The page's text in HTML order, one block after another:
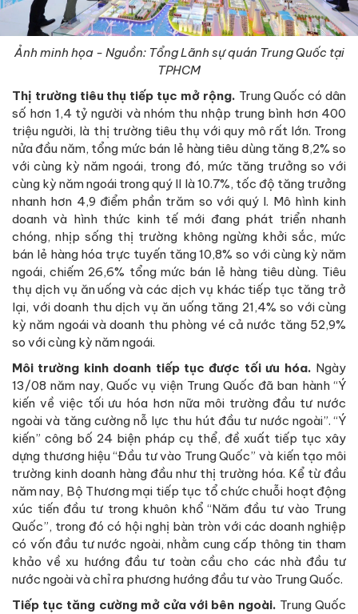
Ảnh minh họa - Nguồn: Tổng Lãnh sự quán Trung Quốc tại
TPHCM
Thị trường tiêu thụ tiếp tục mở rộng. Trung Quốc có dân
số hơn 1,4 tỷ người và nhóm thu nhập trung bình hơn 400
triệu người, là thị trường tiêu thụ với quy mô rất lớn. Trong
nửa đầu năm, tổng mức bán lẻ hàng tiêu dùng tăng 8,2% so
với cùng kỳ năm ngoái, trong đó, mức tăng trưởng so với
cùng kỳ năm ngoái trong quý II là 10.7%, tốc độ tăng trưởng
nhanh hơn 4,9 điểm phần trăm so với quý I. Mô hình kinh
doanh và hình thức kinh tế mới đang phát triển nhanh
chóng, nhịp sống thị trường không ngừng khởi sắc, mức
bán lẻ hàng hóa trực tuyến tăng 10,8% so với cùng kỳ năm
ngoái, chiếm 26,6% tổng mức bán lẻ hàng tiêu dùng. Tiêu
thụ dịch vụ ăn uống và các dịch vụ khác tiếp tục tăng trở
lại, với doanh thu dịch vụ ăn uống tăng 21,4% so với cùng
kỳ năm ngoái và doanh thu phòng vé cả nước tăng 52,9%
so với cùng kỳ năm ngoái.
Môi trường kinh doanh tiếp tục được tối ưu hóa. Ngày
13/08 năm nay, Quốc vụ viện Trung Quốc đã ban hành “Ý
kiến về việc tối ưu hóa hơn nữa môi trường đầu tư nước
ngoài và tăng cường nỗ lực thu hút đầu tư nước ngoài”. “Ý
kiến” công bố 24 biện pháp cụ thể, đề xuất tiếp tục xây
dựng thương hiệu “Đầu tư vào Trung Quốc” và kiến tạo môi
trường kinh doanh hàng đầu như thị trường hóa. Kể từ đầu
năm nay, Bộ Thương mại tiếp tục tổ chức chuỗi hoạt động
xúc tiến đầu tư trong khuôn khổ “Năm đầu tư vào Trung
Quốc”, trong đó có hội nghị bàn tròn với các doanh nghiệp
có vốn đầu tư nước ngoài, nhằm cung cấp thông tin tham
khảo về xu hướng đầu tư toàn cầu cho các nhà đầu tư
nước ngoài và chỉ ra phương hướng đầu tư vào Trung Quốc.
Tiếp tục tăng cường mở cửa với bên ngoài. Trung Quốc